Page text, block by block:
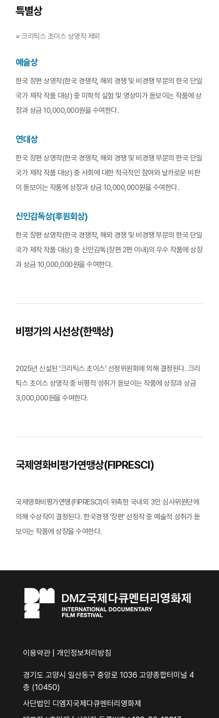
특별상
※ 크리틱스 초이스 상영작 제외
예술상
한국 장편 상영작(한국 경쟁작, 해외 경쟁 및 비경쟁 부문의 한국 단일
국가 제작 작품 대상) 중 미학적 실험 및 영상미가 돋보이는 작품에 상
장과 상금 10,000,000원을 수여한다.
연대상
한국 장편 상영작(한국 경쟁작, 해외 경쟁 및 비경쟁 부문의 한국 단일
국가 제작 작품 대상) 중 사회에 대한 적극적인 참여와 날카로운 비판
이 돋보이는 작품에 상장과 상금 10,000,000원을 수여한다.
신인감독상(후원회상)
한국 장편 상영작(한국 경쟁작, 해외 경쟁 및 비경쟁 부문의 한국 단일
국가 제작 작품 대상) 중 신인감독(장편 2편 이내)의 우수 작품에 상장
과 상금 10,000,000원을 수여한다.
비평가의 시선상(한맥상)
2025년 신설된 ‘크리틱스 초이스’ 선정위원회에 의해 결정된다. 크리
틱스 초이스 상영작 중 비평적 성취가 돋보이는 작품에 상장과 상금
3,000,000원을 수여한다.
국제영화비평가연맹상(FIPRESCI)
국제영화비평가연맹(FIPRESCI)이 위촉한 국내외 3인 심사위원단에
의해 수상작이 결정된다. 한국경쟁 ‘장편’ 선정작 중 예술적 성취가 돋
보이는 작품에 상장을 수여한다.
이용약관 개인정보처리방침
경기도 고양시 일산동구 중앙로 1036 고양종합터미널 4
층 (10450)
사단법인 디엠지국제다큐멘터리영화제